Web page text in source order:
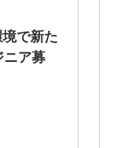
境で新た
ニア募